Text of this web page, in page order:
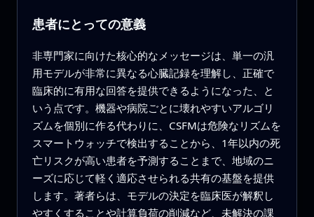
患者にとっての意義
非専門家に向けた核心的なメッセージは、単一の汎
用モデルが非常に異なる心臓記録を理解し、正確で
臨床的に有用な回答を提供できるようになった、と
いう点です。機器や病院ごとに壊れやすいアルゴリ
ズムを個別に作る代わりに、CSFMは危険なリズムを
スマートウォッチで検出することから、1年以内の死
亡リスクが高い患者を予測することまで、地域のニ
ーズに応じて軽く適応させられる共有の基盤を提供
します。著者らは、モデルの決定を臨床医が解釈し
やすくすることや計算負荷の削減など、未解決の課